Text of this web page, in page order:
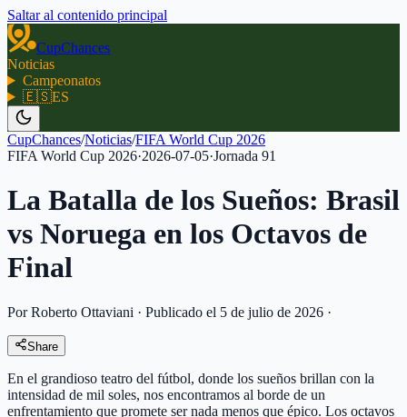
Saltar al contenido principal
CupChances
Noticias
Campeonatos
🇪🇸ES
CupChances/Noticias/FIFA World Cup 2026
FIFA World Cup 2026·2026-07-05·Jornada 91
La Batalla de los Sueños: Brasil
vs Noruega en los Octavos de
Final
Por Roberto Ottaviani · Publicado el 5 de julio de 2026 ·
Share
En el grandioso teatro del fútbol, donde los sueños brillan con la
intensidad de mil soles, nos encontramos al borde de un
enfrentamiento que promete ser nada menos que épico. Los octavos